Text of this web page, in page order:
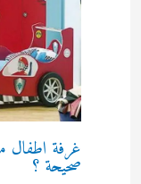
غرفة اطفال
صحيحة ؟